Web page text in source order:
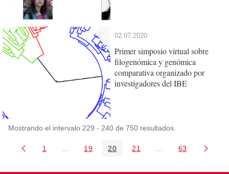
02.07.2020
Primer simposio virtual sobre
filogenómica y genómica
comparativa organizado por
investigadores del IBE
Mostrando el intervalo 229 - 240 de 750 resultados.
Página
1 Páginas intermedias Use TAB para
Página
19 Página
20 Página
21 PáginasPágina
63